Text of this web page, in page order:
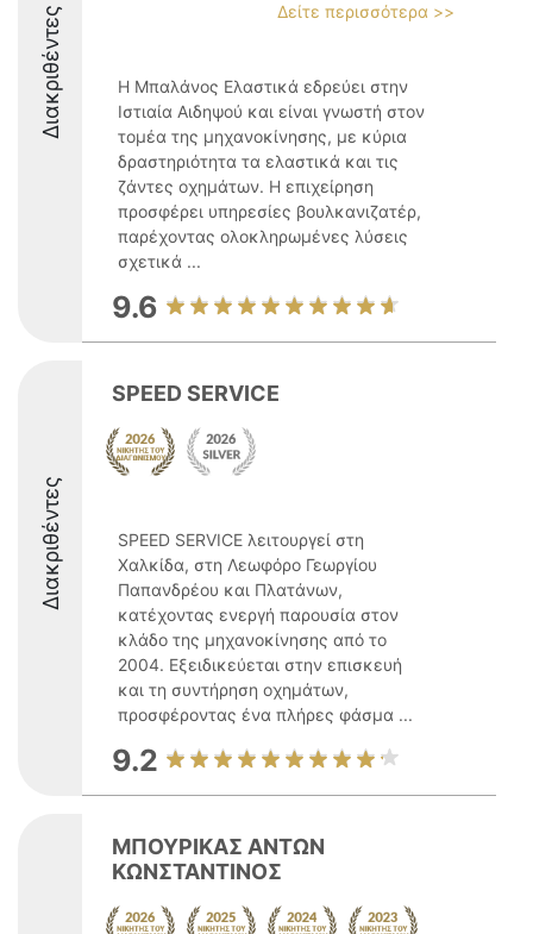
Διακριθέντες Δείτε περισσότερα >>
Η Μπαλάνος Ελαστικά εδρεύει στην
Ιστιαία Αιδηψού και είναι γνωστή στον
τομέα της μηχανοκίνησης, με κύρια
δραστηριότητα τα ελαστικά και τις
ζάντες οχημάτων. Η επιχείρηση
προσφέρει υπηρεσίες βουλκανιζατέρ,
παρέχοντας ολοκληρωμένες λύσεις
σχετικά ...
9.6
Διακριθέντες
SPEED SERVICE
SPEED SERVICE λειτουργεί στη
Χαλκίδα, στη Λεωφόρο Γεωργίου
Παπανδρέου και Πλατάνων,
κατέχοντας ενεργή παρουσία στον
κλάδο της μηχανοκίνησης από το
2004. Εξειδικεύεται στην επισκευή
και τη συντήρηση οχημάτων,
προσφέροντας ένα πλήρες φάσμα ...
9.2
ΜΠΟΥΡΙΚΑΣ ΑΝΤΩΝ
ΚΩΝΣΤΑΝΤΙΝΟΣ